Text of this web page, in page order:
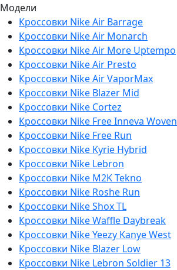
Модели
Кроссовки Nike Air Barrage
Кроссовки Nike Air Monarch
Кроссовки Nike Air More Uptempo
Кроссовки Nike Air Presto
Кроссовки Nike Air VaporMax
Кроссовки Nike Blazer Mid
Кроссовки Nike Cortez
Кроссовки Nike Free Inneva Woven
Кроссовки Nike Free Run
Кроссовки Nike Kyrie Hybrid
Кроссовки Nike Lebron
Кроссовки Nike M2K Tekno
Кроссовки Nike Roshe Run
Кроссовки Nike Shox TL
Кроссовки Nike Waffle Daybreak
Кроссовки Nike Yeezy Kanye West
Кроссовки Nike Blazer Low
Кроссовки Nike Lebron Soldier 13